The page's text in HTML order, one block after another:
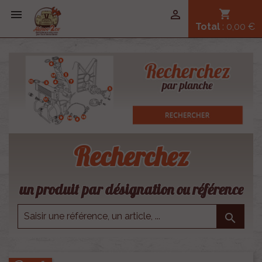
 shopping_cart
Total : 0,00 €

Recherchez
un produit par désignation ou référence
